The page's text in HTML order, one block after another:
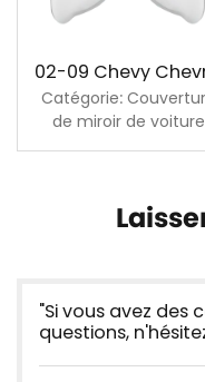
Catégorie:
de miroir de voiture
"Si vous avez des
questions,